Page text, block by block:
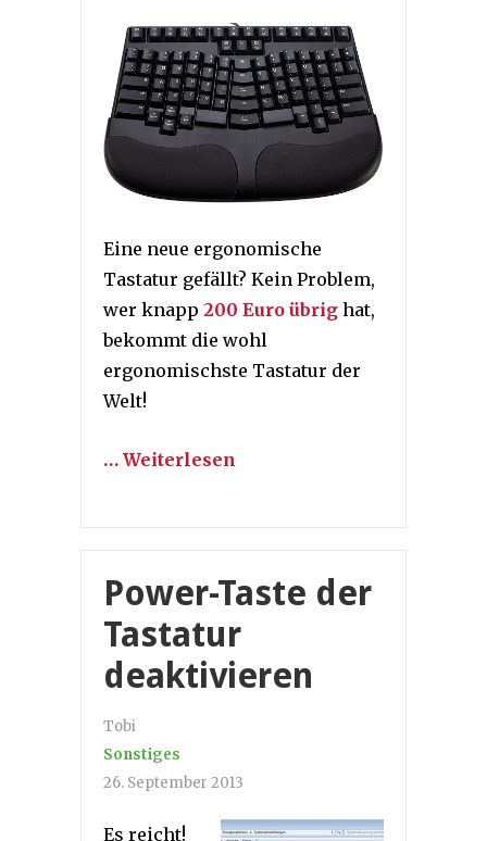
Eine neue ergonomische
Tastatur gefällt? Kein Problem,
wer knapp 200 Euro übrig hat,
bekommt die wohl
ergonomischste Tastatur der
Welt!
… Weiterlesen
Power-Taste der
Tastatur
deaktivieren
Tobi
Sonstiges
26. September 2013
Es reicht!